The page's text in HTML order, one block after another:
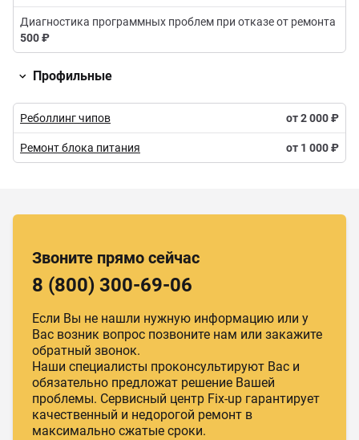
Диагностика программных проблем при отказе от ремонта
500 ₽
Профильные
Реболлинг чипов от2 000 ₽
Ремонт блока питания от 1 000 ₽
Звоните прямо сейчас
8 (800) 300-69-06
Если Вы не нашли нужную информацию или у
Вас возник вопрос позвоните нам или закажите
обратный звонок.
Наши специалисты проконсультируют Вас и
обязательно предложат решение Вашей
проблемы. Сервисный центр Fix-up гарантирует
качественный и недорогой ремонт в
максимально сжатые сроки.